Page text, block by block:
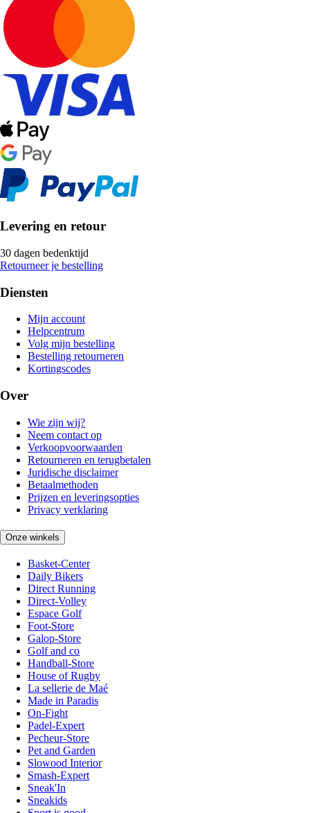
Levering en retour
30 dagen bedenktijd
Retourneer je bestelling
Diensten
Mijn account
Helpcentrum
Volg mijn bestelling
Bestelling retourneren
Kortingscodes
Over
Wie zijn wij?
Neem contact op
Verkoopvoorwaarden
Retourneren en terugbetalen
Juridische disclaimer
Betaalmethoden
Prijzen en leveringsopties
Privacy verklaring
Onze winkels
Basket-Center
Daily Bikers
Direct Running
Direct-Volley
Espace Golf
Foot-Store
Galop-Store
Golf and co
Handball-Store
House of Rugby
La sellerie de Maé
Made in Paradis
On-Fight
Padel-Expert
Pecheur-Store
Pet and Garden
Slowood Interior
Smash-Expert
Sneak'In
Sneakids